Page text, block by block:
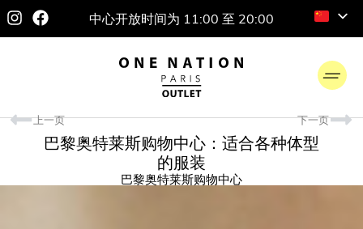
中心开放时间为 11:00 至 20:00
巴黎奥特莱斯购物中心：适合各种体型
的服装
巴黎奥特莱斯购物中心
上一页 下一页